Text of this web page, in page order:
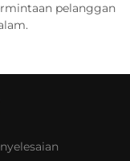
pelanggan